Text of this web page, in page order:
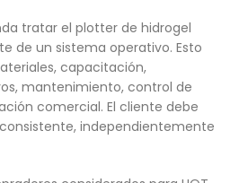
tratar el plotter de hidrogel
de un sistema operativo. Esto
capacitación,
mantenimiento, control de
comercial. El cliente debe
independientemente